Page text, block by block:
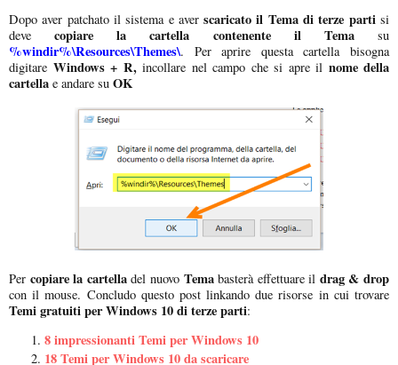
Dopo aver patchato il sistema e averscaricato il Tema di terze partisi
devecopiare la cartella contenente il Temasu
%windir%\Resources\Themes\. Per aprire questa cartella bisogna
digitare Windows + R,incollare nel campo che si apre il nome della
cartella e andare su OK
Per copiare la cartelladel nuovo Temabasterà effettuare il drag & drop
con il mouse. Concludo questo post linkando due risorse in cui trovare
Temi gratuiti per Windows 10 di terze parti:
8 impressionanti Temi per Windows 10
18 Temi per Windows 10 da scaricare